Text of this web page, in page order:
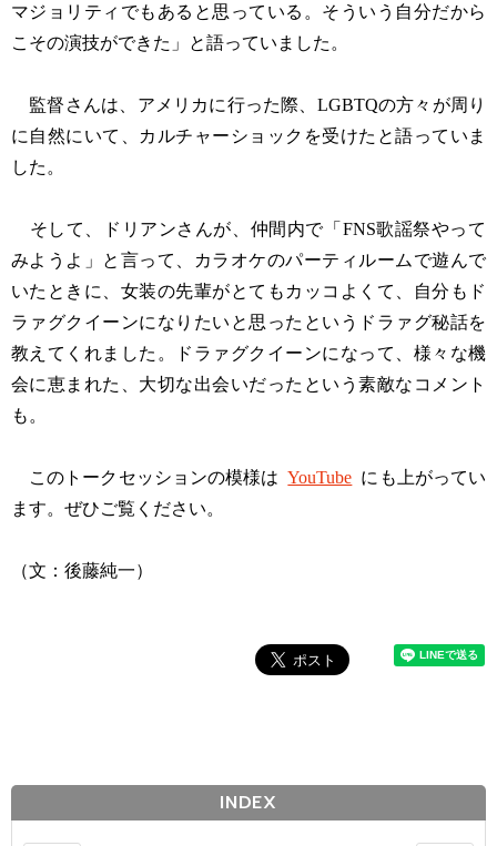
マジョリティでもあると思っている。そういう自分だから
こその演技ができた」と語っていました。
監督さんは、アメリカに行った際、LGBTQの方々が周り
に自然にいて、カルチャーショックを受けたと語っていま
した。
そして、ドリアンさんが、仲間内で「FNS歌謡祭やって
みようよ」と言って、カラオケのパーティルームで遊んで
いたときに、女装の先輩がとてもカッコよくて、自分もド
ラァグクイーンになりたいと思ったというドラァグ秘話を
教えてくれました。ドラァグクイーンになって、様々な機
会に恵まれた、大切な出会いだったという素敵なコメント
も。
このトークセッションの模様は YouTube にも上がってい
ます。ぜひご覧ください。
（文：後藤純一）
INDEX